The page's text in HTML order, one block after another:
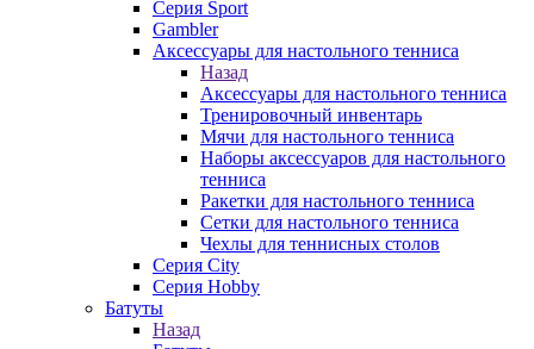
Серия Sport
Gambler
Аксессуары для настольного тенниса
Назад
Аксессуары для настольного тенниса
Тренировочный инвентарь
Мячи для настольного тенниса
Наборы аксессуаров для настольного
тенниса
Ракетки для настольного тенниса
Сетки для настольного тенниса
Чехлы для теннисных столов
Серия City
Серия Hobby
Батуты
Назад